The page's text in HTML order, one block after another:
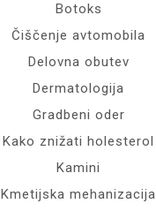
Botoks
Čiščenje avtomobila
Delovna obutev
Dermatologija
Gradbeni oder
Kako znižati holesterol
Kamini
Kmetijska mehanizacija